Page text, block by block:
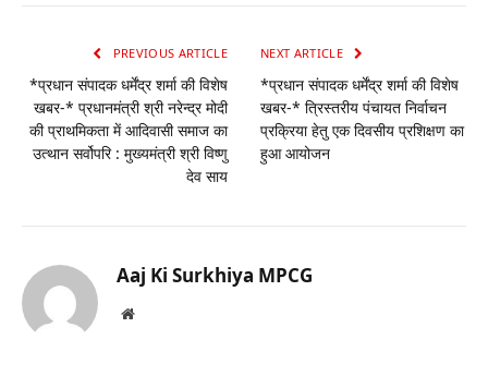
PREVIOUS ARTICLE
*प्रधान संपादक धर्मेंद्र शर्मा की विशेष
खबर-* प्रधानमंत्री श्री नरेन्द्र मोदी
की प्राथमिकता में आदिवासी समाज का
उत्थान सर्वोपरि : मुख्यमंत्री श्री विष्णु
देव साय
NEXT ARTICLE
*प्रधान संपादक धर्मेंद्र शर्मा की विशेष
खबर-* त्रिस्तरीय पंचायत निर्वाचन
प्रक्रिया हेतु एक दिवसीय प्रशिक्षण का
हुआ आयोजन
Aaj Ki Surkhiya MPCG
Website